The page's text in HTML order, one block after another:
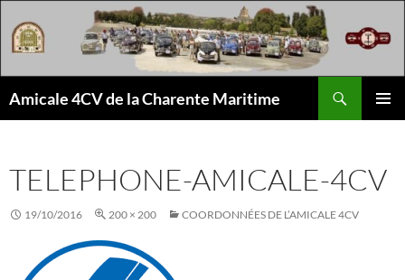
au
contenu
Amicale 4CV de la Charente Maritime
TELEPHONE-AMICALE-4CV
19/10/2016 200 × 200 COORDONNÉES DE L’AMICALE 4CV